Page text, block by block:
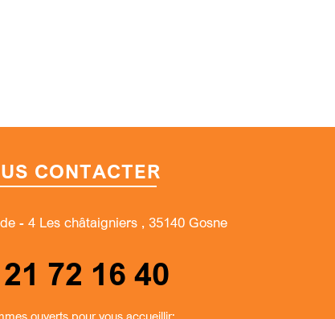
CONTACTER
- 4 Les châtaigniers , 35140 Gosne
72 16 40
ouverts pour vous accueillir: